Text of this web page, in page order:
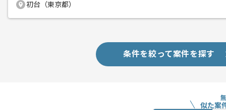
初台（東京都）
条件を絞って案件を探す
似た案